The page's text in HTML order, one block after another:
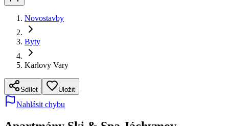
Novostavby
Byty
Karlovy Vary
Sdílet Uložit
Nahlásit chybu